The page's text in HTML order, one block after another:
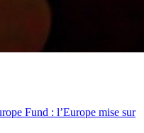
Fund : l’Europe mise sur